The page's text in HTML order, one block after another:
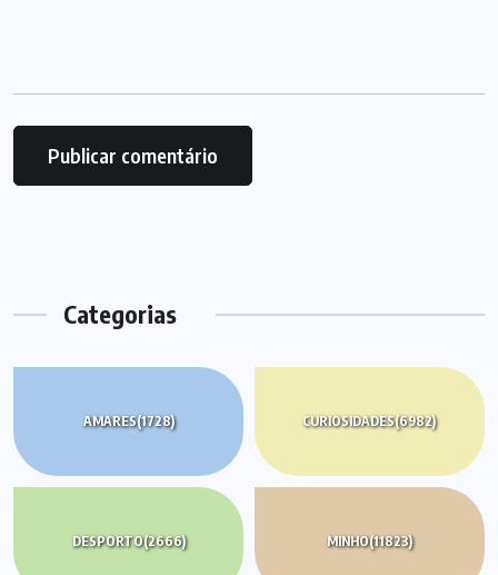
Categorias
AMARES(1728) CURIOSIDADES(6982)
DESPORTO(2666) MINHO(11823)